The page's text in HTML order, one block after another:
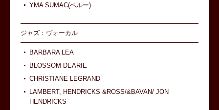
YMA SUMAC(ペルー)
ジャズ：ヴォーカル
BARBARA LEA
BLOSSOM DEARIE
CHRISTIANE LEGRAND
LAMBERT, HENDRICKS &ROSS/&BAVAN/ JON
HENDRICKS